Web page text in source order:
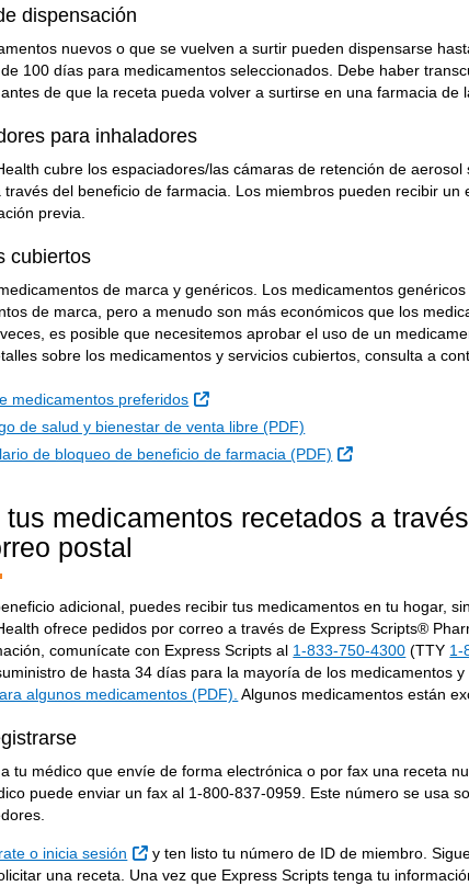
dispensación
nuevos o que se vuelven a surtir pueden dispensarse
100 días para medicamentos seleccionados. Debe haber
de que la receta pueda volver a surtirse en una farmacia de
para inhaladores
cubre los espaciadores/las cámaras de retención de
través del beneficio de farmacia. Los miembros pueden recibir
previa.
cubiertos
de marca y genéricos. Los medicamentos
de marca, pero a menudo son más económicos que los
es posible que necesitemos aprobar el uso de un
sobre los medicamentos y servicios cubiertos, consulta a
medicamentos preferidos
Sitio Externo
de salud y bienestar de venta libre (PDF)
de bloqueo de beneficio de farmacia (PDF)
Sitio Externo
tus medicamentos recetados a
postal
adicional, puedes recibir tus medicamentos en tu hogar,
ofrece pedidos por correo a través de Express Scripts®
comunícate con Express Scripts al 1-833-750-4300 (TTY 1-
de hasta 34 días para la mayoría de los medicamentos
algunos medicamentos (PDF). Algunos medicamentos están
tu médico que envíe de forma electrónica o por fax una receta
puede enviar un fax al 1-800-837-0959. Este número se usa
o inicia sesión Sitio Externo
y ten listo tu número de ID de miembro.
una receta. Una vez que Express Scripts tenga tu